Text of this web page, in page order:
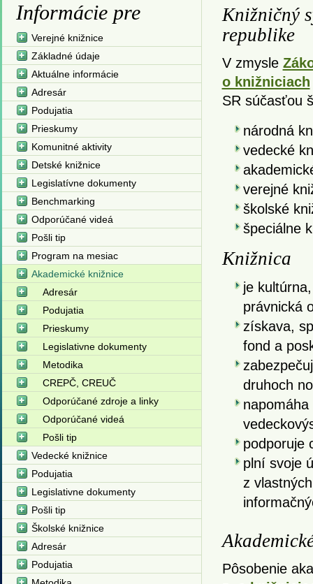
Knižničný
republike
V zmysle
o knižniciach
SR súčasťou
národná
vedecké
verejné
školské
špeciálne
Knižnica
je
právnická
získava,
fond a
druhoch
podporuje
plní svoje
z
Pôsobenie
Informácie pre
Verejné knižnice
Základné údaje
Aktuálne informácie
Adresár
Podujatia
Prieskumy
Komunitné aktivity
Detské knižnice
Legislatívne dokumenty
Benchmarking
Odporúčané videá
Pošli tip
Program na mesiac
Akademické knižnice
Adresár
Podujatia
Prieskumy
Legislativne dokumenty
Metodika
CREPČ, CREUČ
Odporúčané zdroje a linky
Odporúčané videá
Pošli tip
Vedecké knižnice
Podujatia
Legislativne dokumenty
Pošli tip
Školské knižnice
Adresár
Podujatia